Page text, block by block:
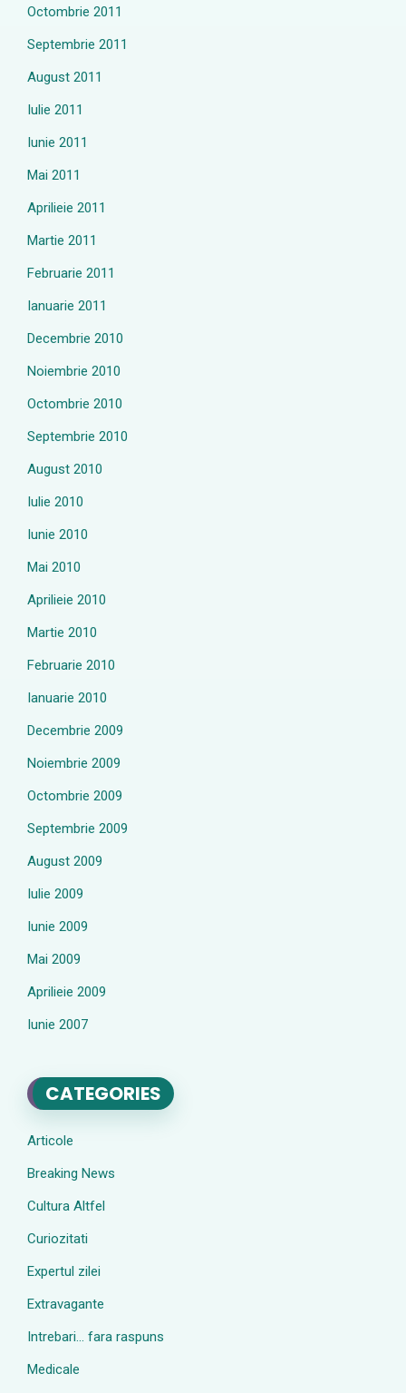
Octombrie 2011
Septembrie 2011
August 2011
Iulie 2011
Iunie 2011
Mai 2011
Aprilieie 2011
Martie 2011
Februarie 2011
Ianuarie 2011
Decembrie 2010
Noiembrie 2010
Octombrie 2010
Septembrie 2010
August 2010
Iulie 2010
Iunie 2010
Mai 2010
Aprilieie 2010
Martie 2010
Februarie 2010
Ianuarie 2010
Decembrie 2009
Noiembrie 2009
Octombrie 2009
Septembrie 2009
August 2009
Iulie 2009
Iunie 2009
Mai 2009
Aprilieie 2009
Iunie 2007
CATEGORIES
Articole
Breaking News
Cultura Altfel
Curiozitati
Expertul zilei
Extravagante
Intrebari… fara raspuns
Medicale